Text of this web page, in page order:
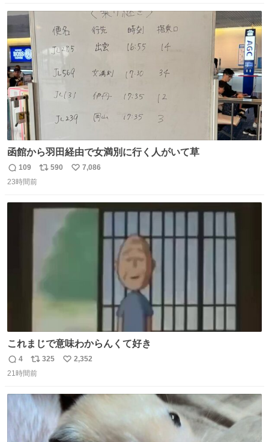
ト
数
函館から羽田経由で女満別に行く人がいて草
返
信
109
リ
ト
590
い
数
7,086
23時間前
これまじで意味わからんくて好き
返
信
4
リ
ポ
ト
数
325
い
2,352
21時間前